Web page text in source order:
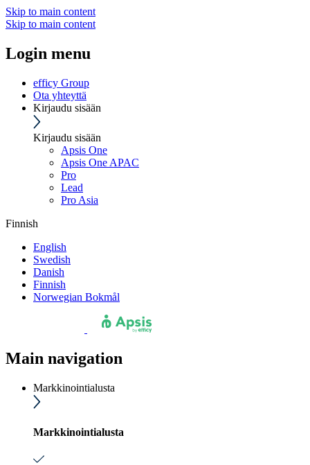
Skip to main content
Skip to main content
Login menu
efficy Group
Ota yhteyttä
Kirjaudu sisään
Kirjaudu sisään
Apsis One
Apsis One APAC
Pro
Lead
Pro Asia
Finnish
English
Swedish
Danish
Finnish
Norwegian Bokmål
Main navigation
Markkinointialusta
Markkinointialusta